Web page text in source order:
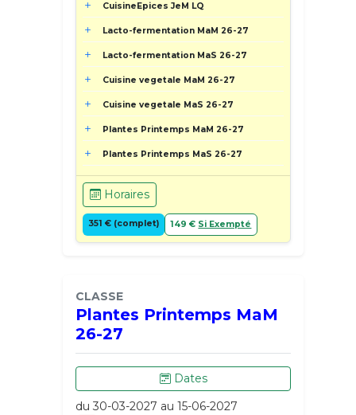
CuisineEpices JeM LQ
Lacto-fermentation MaM 26-27
Lacto-fermentation MaS 26-27
Cuisine vegetale MaM 26-27
Cuisine vegetale MaS 26-27
Plantes Printemps MaM 26-27
Plantes Printemps MaS 26-27
Horaires
351 € (complet) 149 € Si Exempté
CLASSE
Plantes Printemps MaM
26-27
Dates
du 30-03-2027 au 15-06-2027